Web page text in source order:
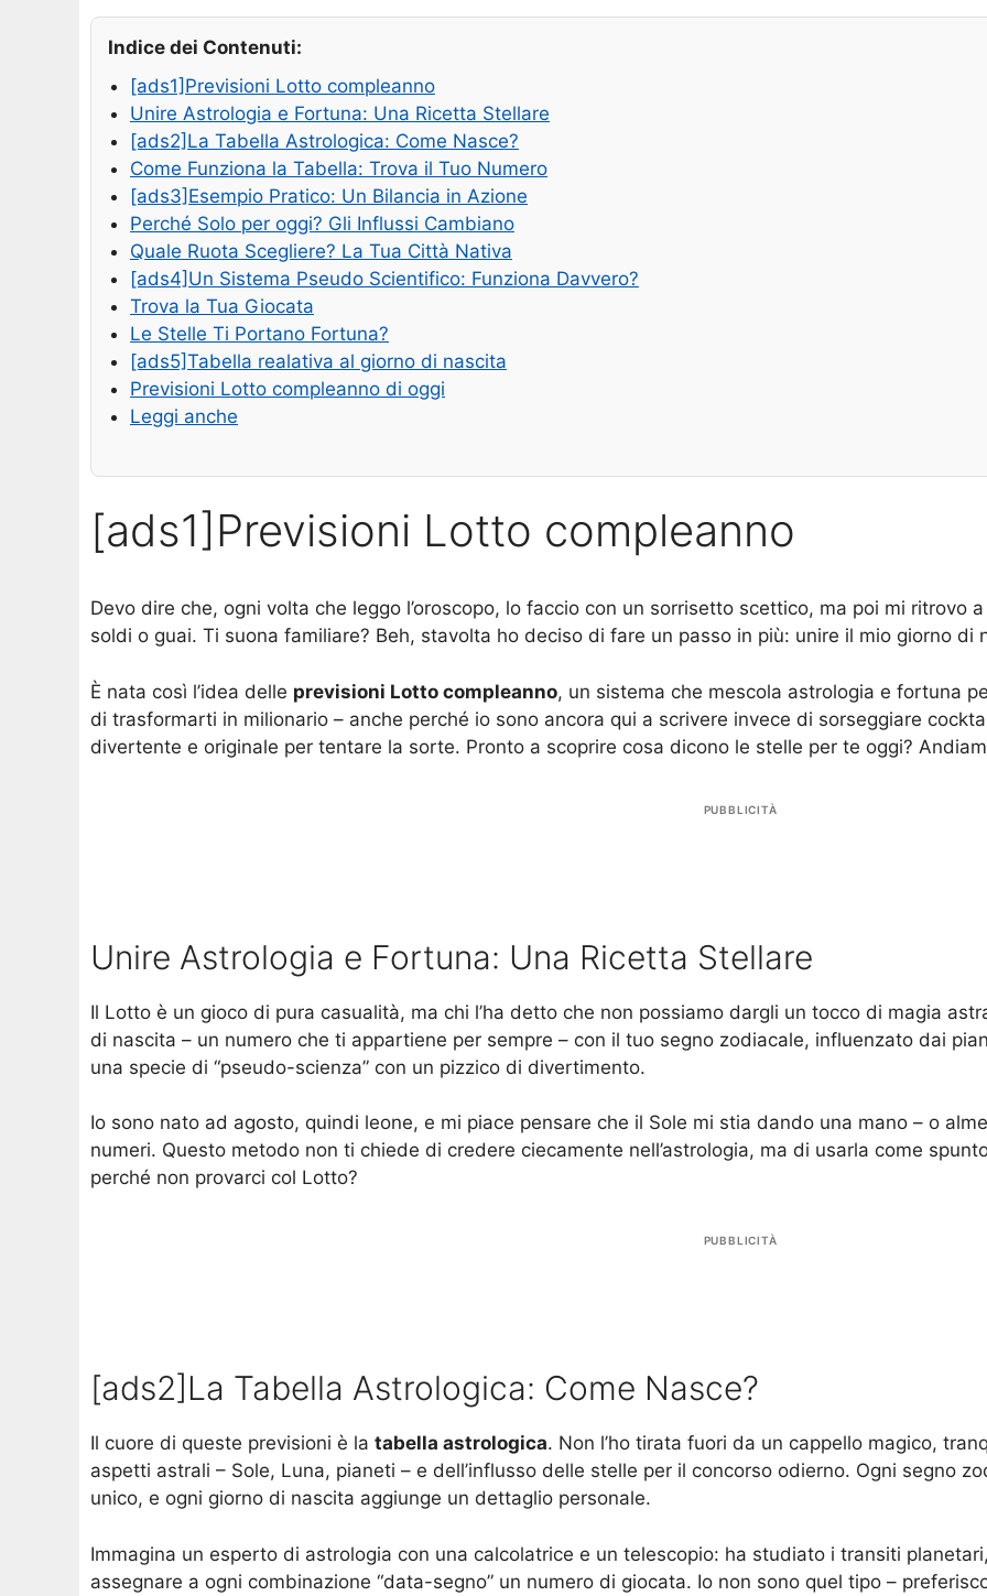
Indice dei Contenuti:
[ads1]Previsioni Lotto compleanno
Unire Astrologia e Fortuna: Una Ricetta Stellare
[ads2]La Tabella Astrologica: Come Nasce?
Come Funziona la Tabella: Trova il Tuo Numero
[ads3]Esempio Pratico: Un Bilancia in Azione
Perché Solo per oggi? Gli Influssi Cambiano
Quale Ruota Scegliere? La Tua Città Nativa
[ads4]Un Sistema Pseudo Scientifico: Funziona Davvero?
Trova la Tua Giocata
Le Stelle Ti Portano Fortuna?
[ads5]Tabella realativa al giorno di nascita
Previsioni Lotto compleanno di oggi
Leggi anche
[ads1]Previsioni Lotto compleanno
Devo dire che, ogni volta che leggo l’oroscopo, lo faccio con un sorrisetto scettico, ma poi mi ritrovo
soldi o guai. Ti suona familiare? Beh, stavolta ho deciso di fare un passo in più: unire il mio giorno di
È nata così l’idea delle previsioni Lotto compleanno, un sistema che mescola astrologia e fortuna
di trasformarti in milionario – anche perché io sono ancora qui a scrivere invece di sorseggiare
divertente e originale per tentare la sorte. Pronto a scoprire cosa dicono le stelle per te oggi?
PUBBLICITÀ
Unire Astrologia e Fortuna: Una Ricetta Stellare
Il Lotto è un gioco di pura casualità, ma chi l’ha detto che non possiamo dargli un tocco di magia
di nascita – un numero che ti appartiene per sempre – con il tuo segno zodiacale, influenzato dai
una specie di “pseudo-scienza” con un pizzico di divertimento.
Io sono nato ad agosto, quindi leone, e mi piace pensare che il Sole mi stia dando una mano – o
numeri. Questo metodo non ti chiede di credere ciecamente nell’astrologia, ma di usarla come
perché non provarci col Lotto?
PUBBLICITÀ
[ads2]La Tabella Astrologica: Come Nasce?
Il cuore di queste previsioni è la tabella astrologica. Non l’ho tirata fuori da un cappello magico,
aspetti astrali – Sole, Luna, pianeti – e dell’influsso delle stelle per il concorso odierno. Ogni segno
unico, e ogni giorno di nascita aggiunge un dettaglio personale.
Immagina un esperto di astrologia con una calcolatrice e un telescopio: ha studiato i transiti
assegnare a ogni combinazione “data-segno” un numero di giocata. Io non sono quel tipo –